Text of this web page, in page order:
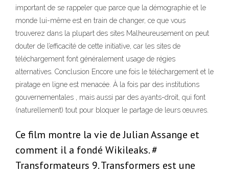
important de se rappeler que parce que la démographie et le
monde lui-même est en train de changer, ce que vous
trouverez dans la plupart des sites Malheureusement on peut
douter de l’efficacité de cette initiative, car les sites de
téléchargement font généralement usage de régies
alternatives. Conclusion Encore une fois le téléchargement et le
piratage en ligne est menacée. À la fois par des institutions
gouvernementales , mais aussi par des ayants-droit, qui font
(naturellement) tout pour bloquer le partage de leurs œuvres.
Ce film montre la vie de Julian Assange et
comment il a fondé Wikileaks. #
Transformateurs 9. Transformers est une